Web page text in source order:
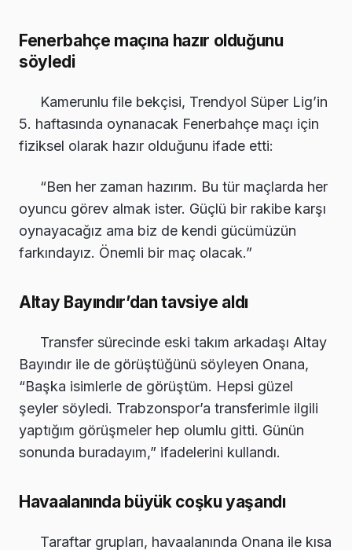
Fenerbahçe maçına hazır olduğunu
söyledi
Kamerunlu file bekçisi, Trendyol Süper Lig’in
5. haftasında oynanacak Fenerbahçe maçı için
fiziksel olarak hazır olduğunu ifade etti:
“Ben her zaman hazırım. Bu tür maçlarda her
oyuncu görev almak ister. Güçlü bir rakibe karşı
oynayacağız ama biz de kendi gücümüzün
farkındayız. Önemli bir maç olacak.”
Altay Bayındır’dan tavsiye aldı
Transfer sürecinde eski takım arkadaşı Altay
Bayındır ile de görüştüğünü söyleyen Onana,
“Başka isimlerle de görüştüm. Hepsi güzel
şeyler söyledi. Trabzonspor’a transferimle ilgili
yaptığım görüşmeler hep olumlu gitti. Günün
sonunda buradayım,” ifadelerini kullandı.
Havaalanında büyük coşku yaşandı
Taraftar grupları, havaalanında Onana ile kısa